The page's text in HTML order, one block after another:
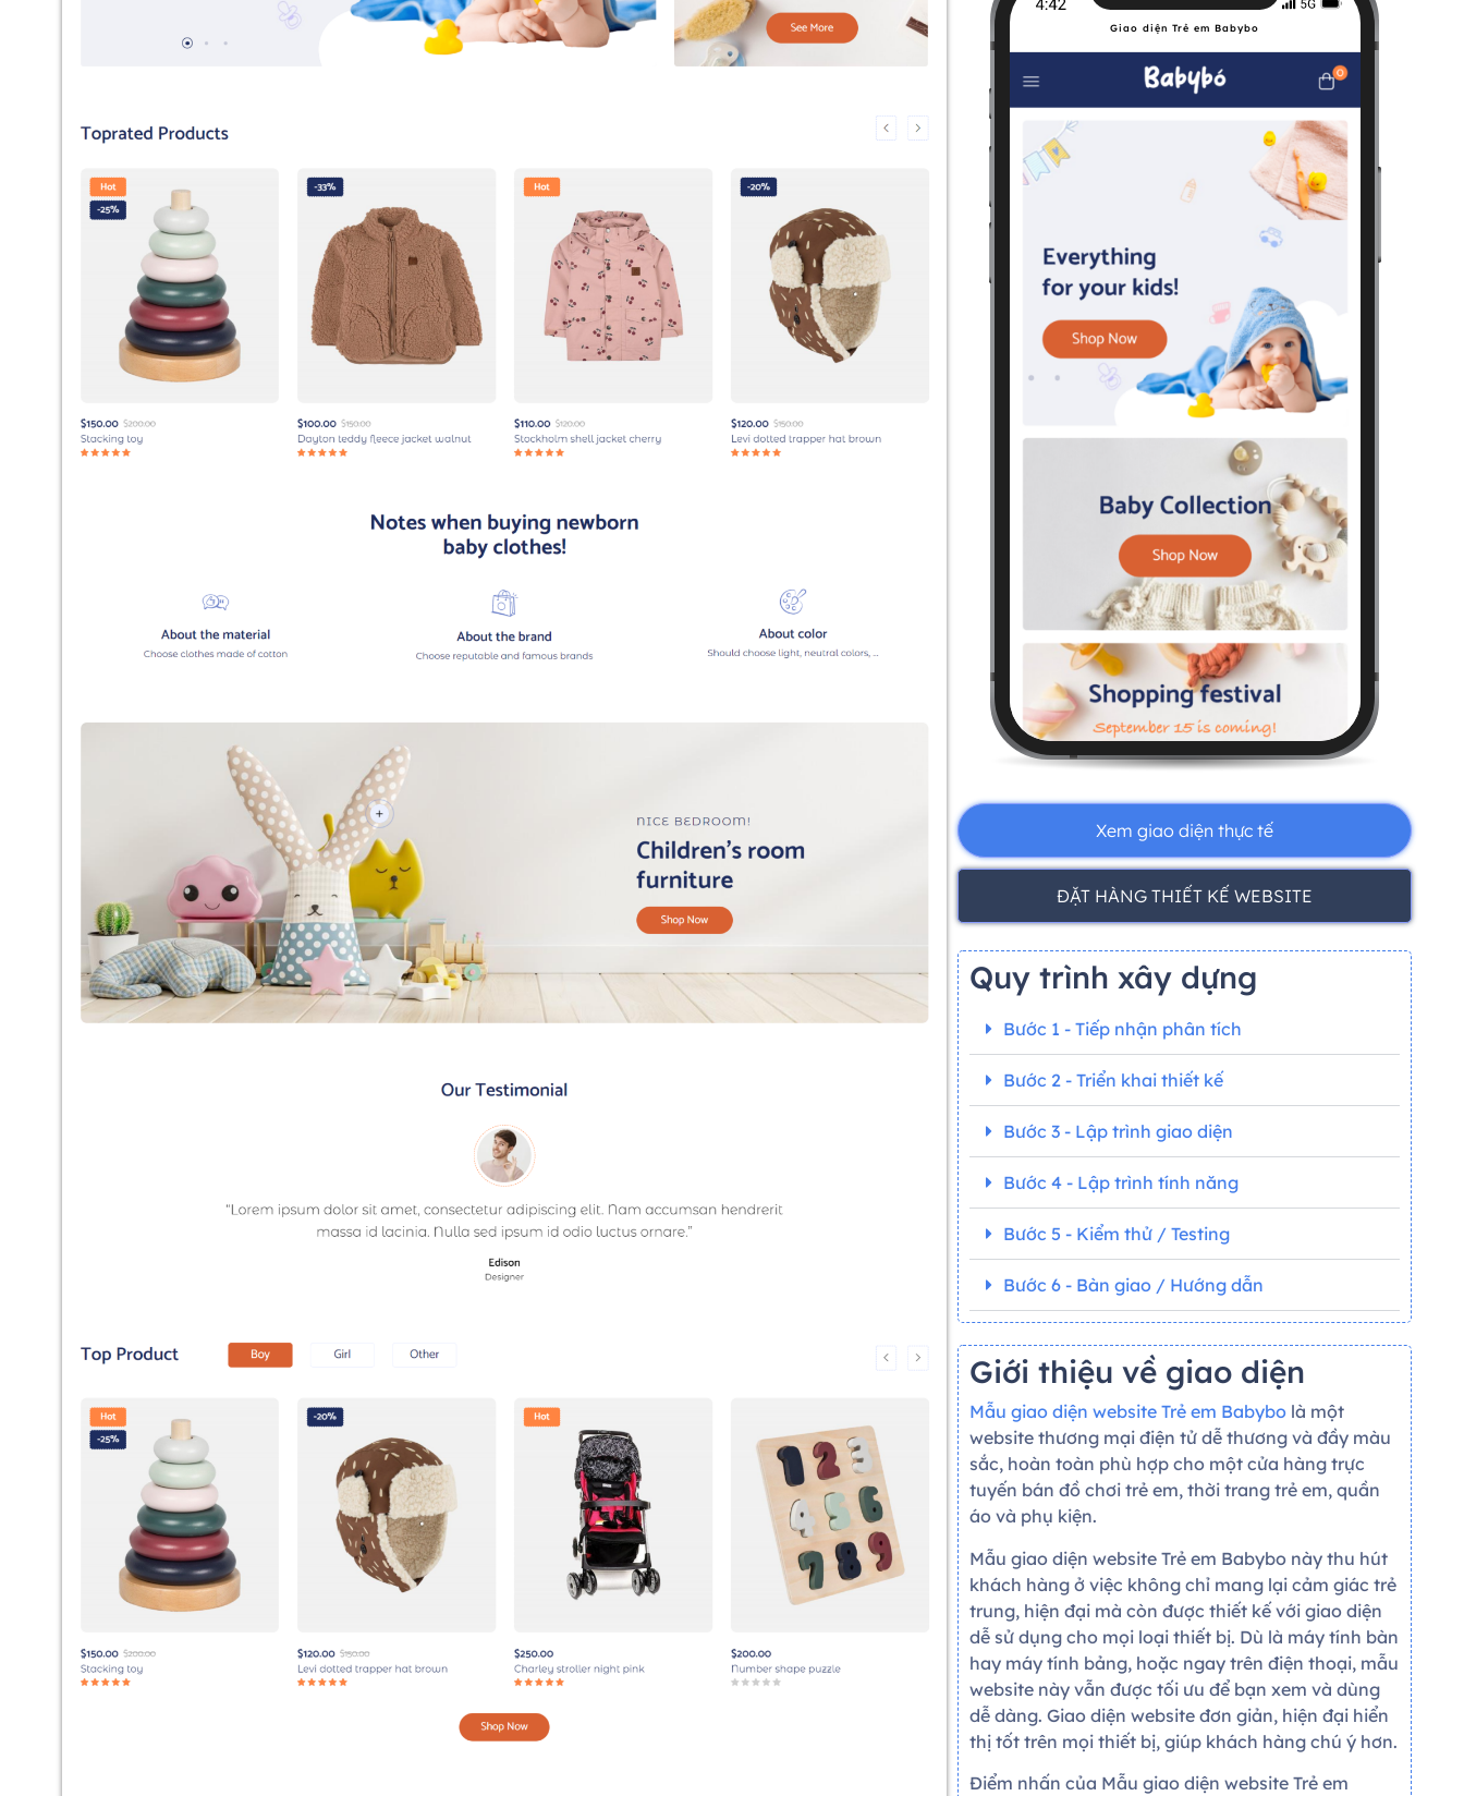
Giao diện Trẻ em Babybo
Xem giao diện thực tế
ĐẶT HÀNG THIẾT KẾ WEBSITE
Quy trình xây dựng
Bước 1 - Tiếp nhận phân tích
Bước 2 - Triển khai thiết kế
Bước 3 - Lập trình giao diện
Bước 4 - Lập trình tính năng
Bước 5 - Kiểm thử / Testing
Bước 6 - Bàn giao / Hướng dẫn
Giới thiệu về giao diện
Mẫu giao diện website Trẻ em Babybo là một
website thương mại điện tử dễ thương và đầy màu
sắc, hoàn toàn phù hợp cho một cửa hàng trực
tuyến bán đồ chơi trẻ em, thời trang trẻ em, quần
áo và phụ kiện.
Mẫu giao diện website Trẻ em Babybo này thu hút
khách hàng ở việc không chỉ mang lại cảm giác trẻ
trung, hiện đại mà còn được thiết kế với giao diện
dễ sử dụng cho mọi loại thiết bị. Dù là máy tính bàn
hay máy tính bảng, hoặc ngay trên điện thoại, mẫu
website này vẫn được tối ưu để bạn xem và dùng
dễ dàng. Giao diện website đơn giản, hiện đại hiển
thị tốt trên mọi thiết bị, giúp khách hàng chú ý hơn.
Điểm nhấn của Mẫu giao diện website Trẻ em